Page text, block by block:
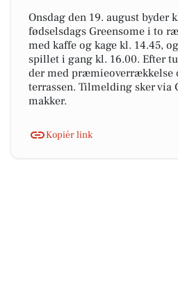
Onsdag den 19. august byder
fødselsdags Greensome i to
med kaffe og kage kl. 14.45,
spillet i gang kl. 16.00. Efter
der med præmieoverrækkelse
terrassen. Tilmelding sker via
makker.
Kopiér link